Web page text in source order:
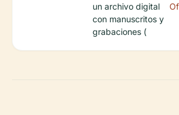
un archivo digital
con manuscritos y
grabaciones (